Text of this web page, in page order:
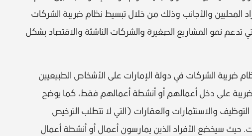
المحليين والأجانب وذلك من خلال تبسيط نظام ضريبة الشركات
تدعم نمو المشاريع الصغيرة والشركات الناشئة والاقتصاد بشكل
ضريبة الشركات في دولة الإمارات على الأشخاص الطبيعيين
على دخل أعمالهم أو أنشطة أعمالهم فقط، كما يوضح
التوظيف والاستثمارات والعقارات (التي لا تتطلب الترخيص
حيث سيخضع الأفراد الذين يمارسون أعمال أو أنشطة أعمال